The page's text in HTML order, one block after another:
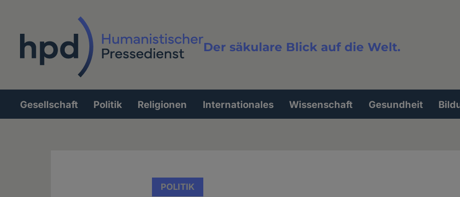
Der säkulare Blick auf die Welt.
Volltextsuche
Hauptnavigation
Gesellschaft Politik Religionen Internationales Wissenschaft Gesundheit
POLITIK